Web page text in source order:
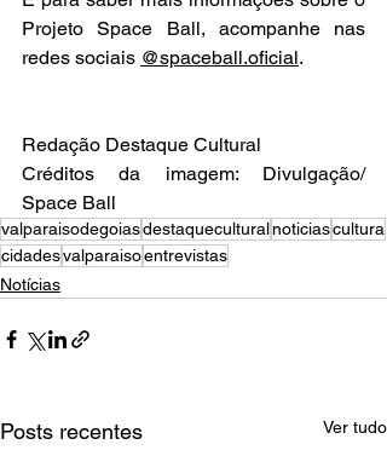
Projeto Space Ball, acompanhe nas
redes sociais @spaceball.oficial.
Redação Destaque Cultural
Créditos da imagem: Divulgação/
Space Ball
valparaisodegoiasdestaqueculturalnoticiascultura
cidadesvalparaisoentrevistas
Notícias
Posts recentes Ver tudo